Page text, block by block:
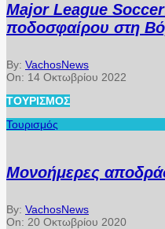
Major League
ποδοσφαίρου στη
By: VachosNews
On: 14 Οκτωβρίου 2022
ΤΟΥΡΙΣΜΌΣ
Τουρισμός
Μονοήμερες
By: VachosNews
On: 20 Οκτωβρίου 2020